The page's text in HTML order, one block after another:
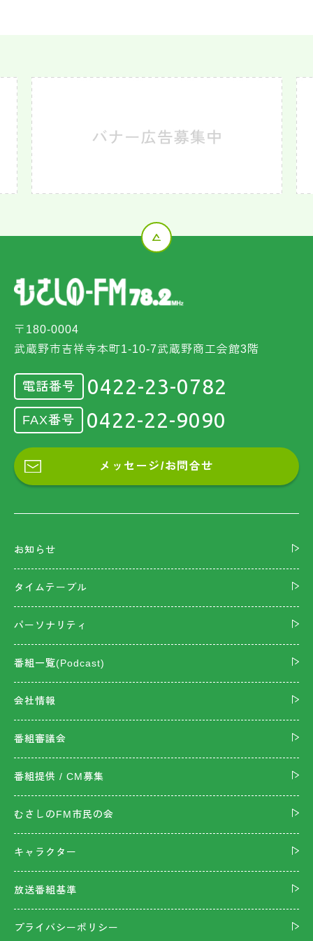
〒180-0004
武蔵野市吉祥寺本町1-10-7武蔵野商工会館3階
電話番号 0422-23-0782
FAX番号 0422-22-9090
メッセージ/お問合せ
お知らせ
タイムテーブル
パーソナリティ
番組一覧(Podcast)
会社情報
番組審議会
番組提供 / CM募集
むさしのFM市民の会
キャラクター
放送番組基準
プライバシーポリシー